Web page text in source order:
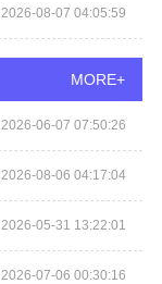
2026-08-07 04:05:59
MORE+
2026-06-07 07:50:26
2026-08-06 04:17:04
2026-05-31 13:22:01
2026-07-06 00:30:16